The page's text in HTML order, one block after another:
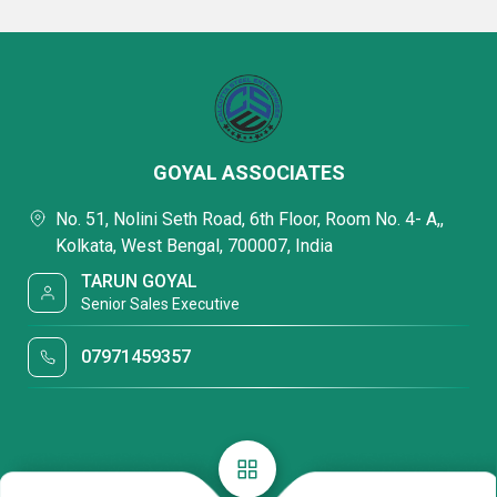
GOYAL ASSOCIATES
No. 51, Nolini Seth Road, 6th Floor, Room No. 4- A,,
Kolkata, West Bengal, 700007, India
TARUN GOYAL
Senior Sales Executive
07971459357